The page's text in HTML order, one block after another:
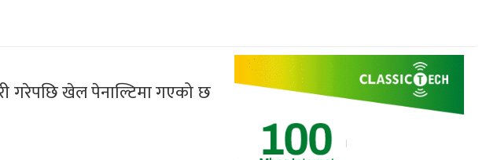
गरेपछि खेल पेनाल्टिमा गएको छ